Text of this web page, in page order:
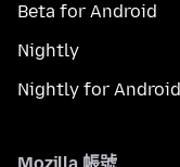
Beta for Android
Nightly
Nightly for Android